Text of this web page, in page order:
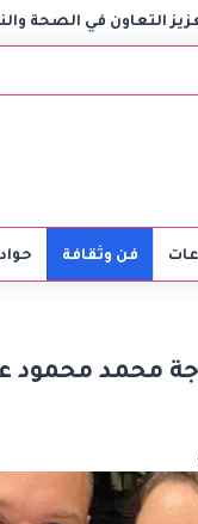
والتعليم والثقافة
فن وثقافة
محمد محمود